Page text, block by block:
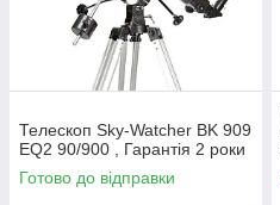
Телескоп Sky-Watcher BK 909
EQ2 90/900 , Гарантія 2 роки
Готово до відправки